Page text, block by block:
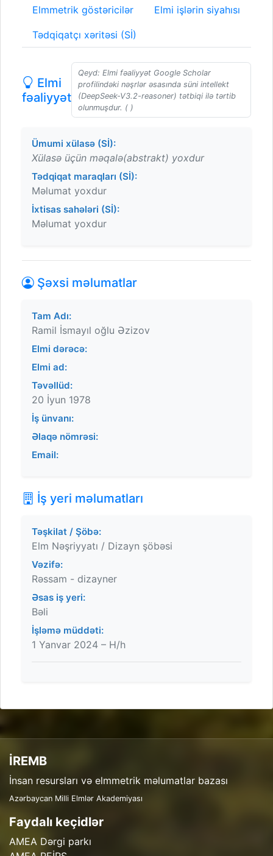
Elmmetrik göstəricilər Elmi işlərin siyahısı
Tədqiqatçı xəritəsi (Sİ)
Elmi
fəaliyyət
Qeyd: Elmi fəaliyyət Google Scholar
profilindəki nəşrlər əsasında süni intellekt
(DeepSeek-V3.2-reasoner) tətbiqi ilə tərtib
olunmuşdur. ( )
Ümumi xülasə (Sİ):
Xülasə üçün məqalə(abstrakt) yoxdur
Tədqiqat maraqları (Sİ):
Məlumat yoxdur
İxtisas sahələri (Sİ):
Məlumat yoxdur
Şəxsi məlumatlar
Tam Adı:
Ramil İsmayıl oğlu Əzizov
Elmi dərəcə:
Elmi ad:
Təvəllüd:
20 İyun 1978
İş ünvanı:
Əlaqə nömrəsi:
Email:
İş yeri məlumatları
Təşkilat / Şöbə:
Elm Nəşriyyatı / Dizayn şöbəsi
Vəzifə:
Rəssam - dizayner
Əsas iş yeri:
Bəli
İşləmə müddəti:
1 Yanvar 2024 – H/h
İREMB
İnsan resursları və elmmetrik məlumatlar bazası
Azərbaycan Milli Elmlər Akademiyası
Faydalı keçidlər
AMEA Dərgi parkı